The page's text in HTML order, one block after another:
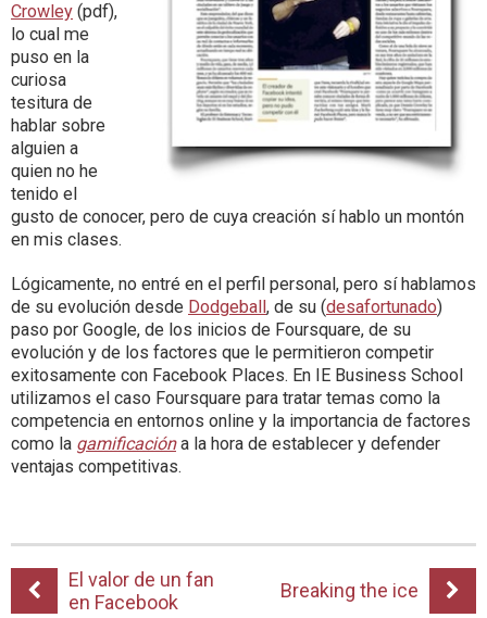
Crowley (pdf),
lo cual me
puso en la
curiosa
tesitura de
hablar sobre
alguien a
quien no he
tenido el
gusto de conocer, pero de cuya creación sí hablo un montón
en mis clases.
Lógicamente, no entré en el perfil personal, pero sí hablamos
de su evolución desde Dodgeball, de su (desafortunado)
paso por Google, de los inicios de Foursquare, de su
evolución y de los factores que le permitieron competir
exitosamente con Facebook Places. En IE Business School
utilizamos el caso Foursquare para tratar temas como la
competencia en entornos online y la importancia de factores
como la gamificacióna la hora de establecer y defender
ventajas competitivas.
El valor de un fan
en Facebook
Breaking the ice